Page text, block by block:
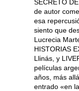
SECRETO
de autor
esa
siento que
Lucrecia
HISTORIAS
Llinás, y
películas
años, más
entrado «en